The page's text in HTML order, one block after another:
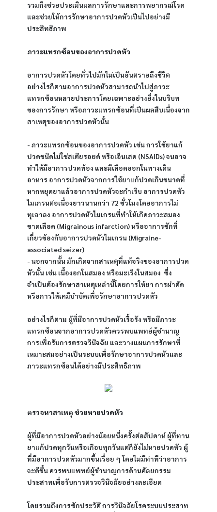
รวมถึงช่วยประเมินผลการรักษาและการพยากรณ์โรค
และช่วยให้การรักษาอาการปวดหัวเป็นไปอย่างมี
ประสิทธิภาพ
ภาวะแทรกซ้อนของอาการปวดหัว
อาการปวดหัวโดยทั่วไปมักไม่เป็นอันตรายถึงชีวิต
อย่างไรก็ตามอาการปวดหัวสามารถนำไปสู่ภาวะ
แทรกซ้อนหลายประการโดยเฉพาะอย่างยิ่งในบริบท
ของการรักษา หรือภาวะแทรกซ้อนที่เป็นผลสืบเนื่องจาก
สาเหตุของอาการปวดหัวนั้น
- ภาวะแทรกซ้อนของอาการปวดหัว เช่น การใช้ยาแก้
ปวดชนิดไม่ใช่สเตียรอยด์ หรือเอ็นเสด (NSAIDs) จนอาจ
ทำให้มีอาการปวดท้อง และมีเลือดออกในทางเดิน
อาหาร อาการปวดหัวจากการใช้ยาแก้ปวดเกินขนาดที่
หากหยุดยาแล้วอาการปวดหัวจะกำเริบ อาการปวดหัว
ไมเกรนต่อเนื่องยาวนานกว่า 72 ชั่วโมงโดยอาการไม่
ทุเลาลง อาการปวดหัวไมเกรนที่ทำให้เกิดภาวะสมอง
ขาดเลือด (Migrainous infarction) หรืออาการชักที่
เกี่ยวข้องกับอาการปวดหัวไมเกรน (Migraine-
associated seizer)
- นอกจากนั้น มักเกิดจากสาเหตุที่แท้จริงของอาการปวด
หัวนั้น เช่น เนื้องอกในสมอง หรือมะเร็งในสมอง  ซึ่ง
จำเป็นต้องรักษาสาเหตุเหล่านี้โดยการให้ยา การผ่าตัด
หรือการให้เคมีบำบัดเพื่อรักษาอาการปวดหัว
อย่างไรก็ตาม ผู้ที่มีอาการปวดหัวเรื้อรัง หรือมีภาวะ
แทรกซ้อนจากอาการปวดหัวควรพบแพทย์ผู้ชำนาญ
การเพื่อรับการตรวจวินิจฉัย และวางแผนการรักษาที่
เหมาะสมอย่างเป็นระบบเพื่อรักษาอาการปวดหัวและ
ภาวะแทรกซ้อนได้อย่างมีประสิทธิภาพ
ตรวจหาสาเหตุ ช่วยหายปวดหัว
ผู้ที่มีอาการปวดหัวอย่างน้อยหนึ่งครั้งต่อสัปดาห์ ผู้ที่ทาน
ยาแก้ปวดทุกวันหรือเกือบทุกวันแต่ก็ยังไม่หายปวดหัว ผู้
ที่มีอาการปวดหัวมากขึ้นเรื่อย ๆ โดยไม่มีท่าทีว่าอาการ
จะดีขึ้น ควรพบแพทย์ผู้ชำนาญการด้านศัลยกรรม
ประสาทเพื่อรับการตรวจวินิจฉัยอย่างละเอียด
โดยรวมถึงการซักประวัติ การวินิจฉัยโรคระบบประสาท